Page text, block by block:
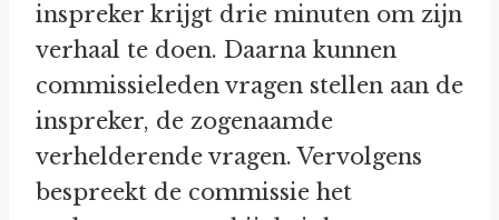
inspreker krijgt drie minuten om zijn
verhaal te doen. Daarna kunnen
commissieleden vragen stellen aan de
inspreker, de zogenaamde
verhelderende vragen. Vervolgens
bespreekt de commissie het